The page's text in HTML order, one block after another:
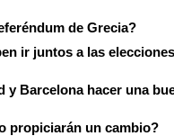
de Grecia?
ir juntos a las elecciones
y Barcelona hacer una
propiciarán un cambio?